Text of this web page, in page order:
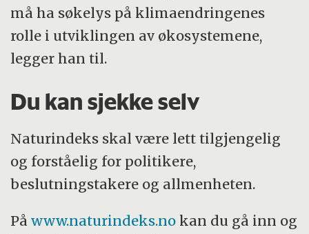
må ha søkelys på klimaendringenes
rolle i utviklingen av økosystemene,
legger han til.
Du kan sjekke selv
Naturindeks skal være lett tilgjengelig
og forståelig for politikere,
beslutningstakere og allmenheten.
Påwww.naturindeks.no kan du gå inn og